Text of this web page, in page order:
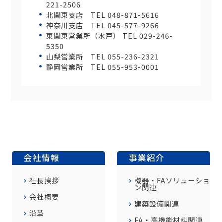
221-2506
北関東支店 TEL 048-871-5616
神奈川支店 TEL 045-577-9266
東関東営業所（水戸） TEL 029-246-
5350
山梨営業所 TEL 055-236-2321
静岡営業所 TEL 055-953-0001
会社情報
社長挨拶
会社概要
沿革
事業紹介
機器・FAソリューショ
ン関連
建築設備関連